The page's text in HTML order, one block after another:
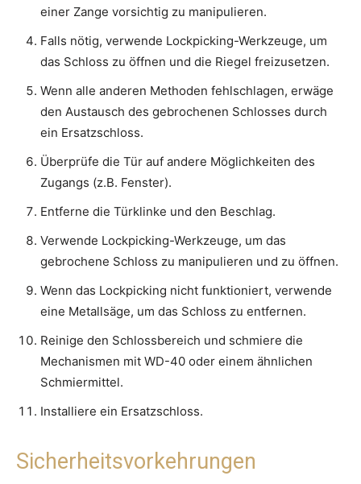
einer Zange vorsichtig zu manipulieren.
Falls nötig, verwende Lockpicking-Werkzeuge, um
das Schloss zu öffnen und die Riegel freizusetzen.
Wenn alle anderen Methoden fehlschlagen, erwäge
den Austausch des gebrochenen Schlosses durch
ein Ersatzschloss.
Überprüfe die Tür auf andere Möglichkeiten des
Zugangs (z.B. Fenster).
Entferne die Türklinke und den Beschlag.
Verwende Lockpicking-Werkzeuge, um das
gebrochene Schloss zu manipulieren und zu öffnen.
Wenn das Lockpicking nicht funktioniert, verwende
eine Metallsäge, um das Schloss zu entfernen.
Reinige den Schlossbereich und schmiere die
Mechanismen mit WD-40 oder einem ähnlichen
Schmiermittel.
Installiere ein Ersatzschloss.
Sicherheitsvorkehrungen